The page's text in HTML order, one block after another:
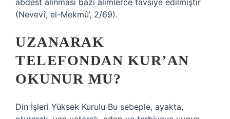
abdest alınması bazı âlimlerce tavsiye edilmiştir
(Nevevî, el-Mekmû’, 2/69).
UZANARAK
TELEFONDAN KUR’AN
OKUNUR MU?
Din İşleri Yüksek Kurulu Bu sebeple, ayakta,